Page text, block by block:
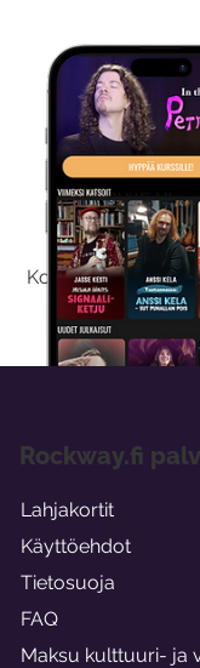
Kokeilemalla
Rockway.fi
Lahjakortit
Käyttöehdot
Tietosuoja
FAQ
Maksu kulttuuri- ja